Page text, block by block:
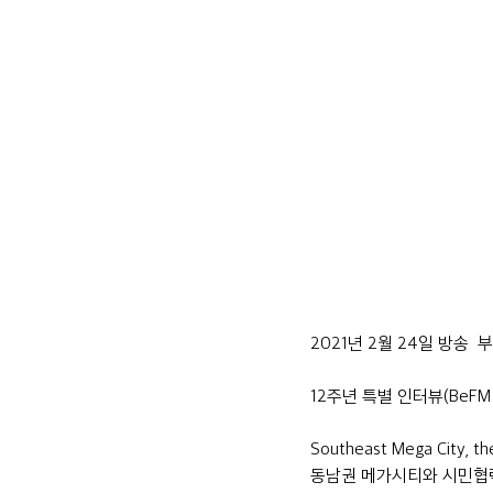
2021년 2월 24일 방송
12주년 특별 인터뷰
Southeast Mega City,
동남권 메가시티와 시민